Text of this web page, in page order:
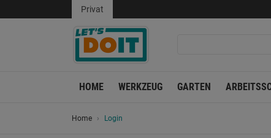
Privat
HOME WERKZEUG GARTEN
Home Login